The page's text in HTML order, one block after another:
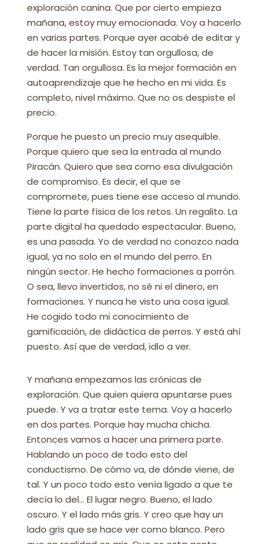
exploración canina. Que por cierto empieza
mañana, estoy muy emocionada. Voy a hacerlo
en varias partes. Porque ayer acabé de editar y
de hacer la misión. Estoy tan orgullosa, de
verdad. Tan orgullosa. Es la mejor formación en
autoaprendizaje que he hecho en mi vida. Es
completo, nivel máximo. Que no os despiste el
precio.
Porque he puesto un precio muy asequible.
Porque quiero que sea la entrada al mundo
Piracán. Quiero que sea como esa divulgación
de compromiso. Es decir, el que se
compromete, pues tiene ese acceso al mundo.
Tiene la parte física de los retos. Un regalito. La
parte digital ha quedado espectacular. Bueno,
es una pasada. Yo de verdad no conozco nada
igual, ya no solo en el mundo del perro. En
ningún sector. He hecho formaciones a porrón.
O sea, llevo invertidos, no sé ni el dinero, en
formaciones. Y nunca he visto una cosa igual.
He cogido todo mi conocimiento de
gamificación, de didáctica de perros. Y está ahí
puesto. Así que de verdad, idlo a ver.
Y mañana empezamos las crónicas de
exploración. Que quien quiera apuntarse pues
puede. Y va a tratar este tema. Voy a hacerlo
en dos partes. Porque hay mucha chicha.
Entonces vamos a hacer una primera parte.
Hablando un poco de todo esto del
conductismo. De cómo va, de dónde viene, de
tal. Y un poco todo esto venía ligado a que te
decía lo del… El lugar negro. Bueno, el lado
oscuro. Y el lado más gris. Y creo que hay un
lado gris que se hace ver como blanco. Pero